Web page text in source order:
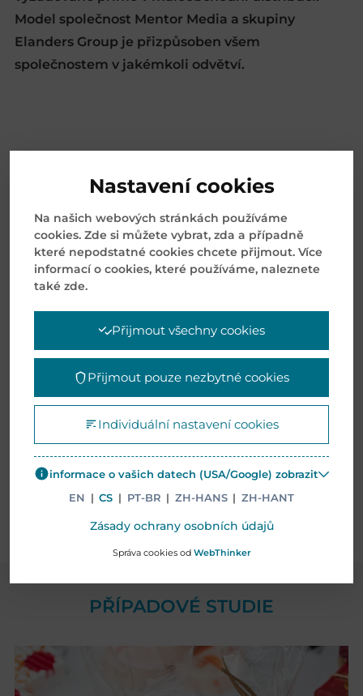
Model společnost Mentor Media a skupiny
Elanders Group je přizpůsoben všem
společnostem v jakémkoli odvětví.
OZNAČENÍ
VLASTNÍ KOMPLETACE
PŘÍPADOVÉ STUDIE
Nastavení cookies
Na našich webových stránkách používáme
cookies. Zde si můžete vybrat, zda a případně
které nepodstatné cookies chcete přijmout. Více
informací o cookies, které používáme, naleznete
také zde.
Přijmout všechny cookies
Přijmout pouze nezbytné cookies
Individuální nastavení cookies
informace o vašich datech (USA/Google) zobrazit
EN | CS | PT-BR | ZH-HANS | ZH-HANT
Zásady ochrany osobních údajů
Správa cookies od WebThinker